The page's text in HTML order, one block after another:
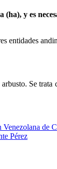
y es
entidades
Se trata
Venezolana de
Pérez